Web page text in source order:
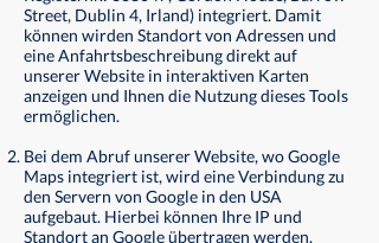
Street, Dublin 4, Irland) integriert. Damit
können wirden Standort von Adressen und
eine Anfahrtsbeschreibung direkt auf
unserer Website in interaktiven Karten
anzeigen und Ihnen die Nutzung dieses Tools
ermöglichen.
Bei dem Abruf unserer Website, wo Google
Maps integriert ist, wird eine Verbindung zu
den Servern von Google in den USA
aufgebaut. Hierbei können Ihre IP und
Standort an Google übertragen werden.